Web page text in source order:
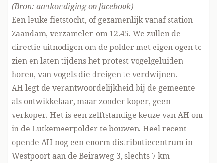
(Bron: aankondiging op facebook)
Een leuke fietstocht, of gezamenlijk vanaf station
Zaandam, verzamelen om 12.45. We zullen de
directie uitnodigen om de polder met eigen ogen te
zien en laten tijdens het protest vogelgeluiden
horen, van vogels die dreigen te verdwijnen.
AH legt de verantwoordelijkheid bij de gemeente
als ontwikkelaar, maar zonder koper, geen
verkoper. Het is een zelftstandige keuze van AH om
in de Lutkemeerpolder te bouwen. Heel recent
opende AH nog een enorm distributiecentrum in
Westpoort aan de Beiraweg 3, slechts 7 km